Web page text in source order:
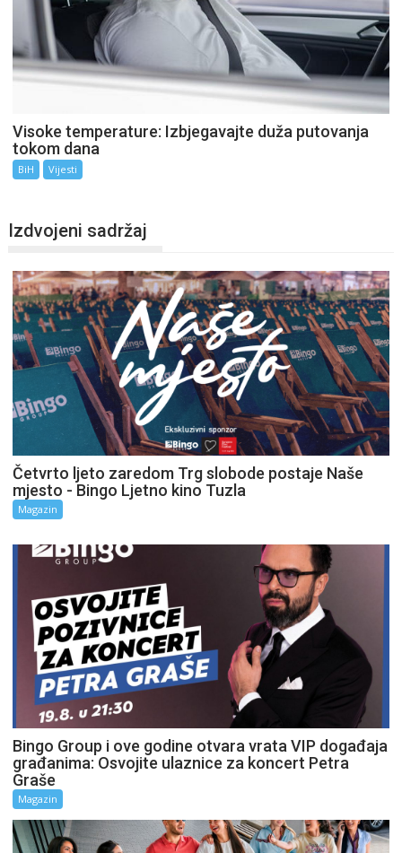
Visoke temperature: Izbjegavajte duža putovanja
tokom dana
BiH Vijesti
Izdvojeni sadržaj
Četvrto ljeto zaredom Trg slobode postaje Naše
mjesto - Bingo Ljetno kino Tuzla
Magazin
Bingo Group i ove godine otvara vrata VIP događaja
građanima: Osvojite ulaznice za koncert Petra
Graše
Magazin